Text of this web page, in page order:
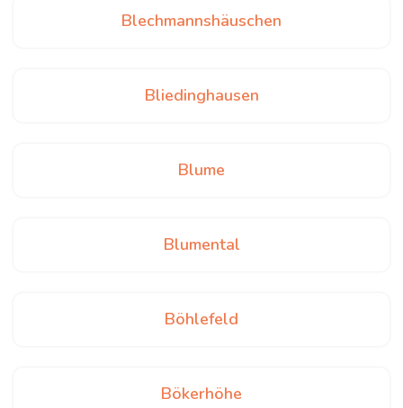
Blechmannshäuschen
Bliedinghausen
Blume
Blumental
Böhlefeld
Bökerhöhe